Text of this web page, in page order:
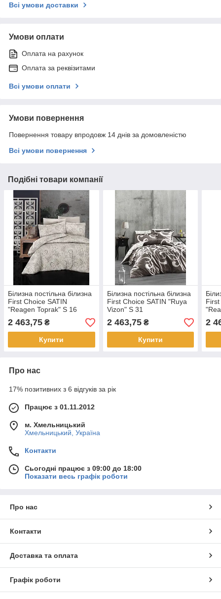
Всі умови доставки
Умови оплати
Оплата на рахунок
Оплата за реквізитами
Всі умови оплати
Умови повернення
Повернення товару впродовж 14 днів за домовленістю
Всі умови повернення
Подібні товари компанії
Білизна постільна білизна
First Choice SATIN
"Reagen Toprak" S 16
2 463,75 ₴
Купити
Білизна постільна білизна
First Choice SATIN "Ruya
Vizon" S 31
2 463,75₴
Купити
First
2
Про нас
17% позитивних з 6 відгуків за рік
Працює з 01.11.2012
м. Хмельницький
Хмельницький, Україна
Контакти
Сьогодні працює з 09:00 до 18:00
Показати весь графік роботи
Про нас
Контакти
Доставка та оплата
Графік роботи